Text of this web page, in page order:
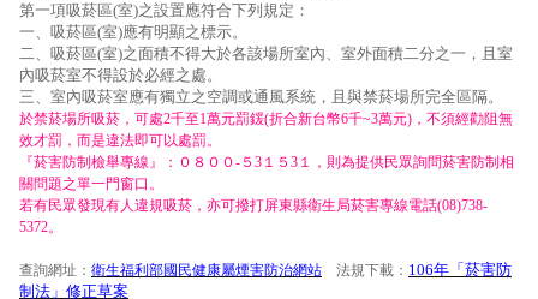
第一項吸菸區(室)之設置應符合下列規定：
一、吸菸區(室)應有明顯之標示。
二、吸菸區(室)之面積不得大於各該場所室內、室外面積二分之一，且室
內吸菸室不得設於必經之處。
三、室內吸菸室應有獨立之空調或通風系統，且與禁菸場所完全區隔。
於禁菸場所吸菸，可處2千至1萬元罰鍰(折合新台幣6千~3萬元)，不須經勸阻無
效才罰，而是違法即可以處罰。
『菸害防制檢舉專線』：０８００-５3１５3１，則為提供民眾詢問菸害防制相
關問題之單一門窗口。
若有民眾發現有人違規吸菸，亦可撥打屏東縣衛生局菸害專線電話(08)738-
5372。
查詢網址： 衛生福利部國民健康屬煙害防治網站 法規下載： 106年「菸害防
制法」修正草案